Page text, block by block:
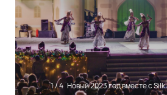
1/4 Новый 2023 год вместе с